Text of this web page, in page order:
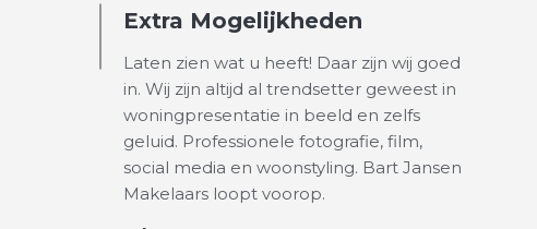
Extra Mogelijkheden
Laten zien wat u heeft! Daar zijn wij goed
in. Wij zijn altijd al trendsetter geweest in
woningpresentatie in beeld en zelfs
geluid. Professionele fotografie, film,
social media en woonstyling. Bart Jansen
Makelaars loopt voorop.